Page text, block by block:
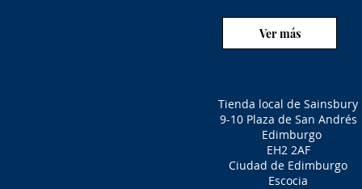
Ver más
Tienda local de Sainsbury
9-10 Plaza de San Andrés
Edimburgo
EH2 2AF
Ciudad de Edimburgo
Escocia